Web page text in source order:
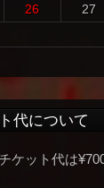
26 27
代について
ケット代は